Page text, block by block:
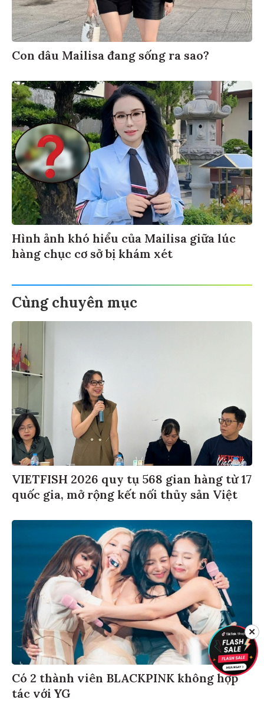
Con dâu Mailisa đang sống ra sao?
Hình ảnh khó hiểu của Mailisa giữa lúc
hàng chục cơ sở bị khám xét
Cùng chuyên mục
VIETFISH 2026 quy tụ 568 gian hàng từ 17
quốc gia, mở rộng kết nối thủy sản Việt
Có 2 thành viên BLACKPINK không hợp
tác với YG
✕